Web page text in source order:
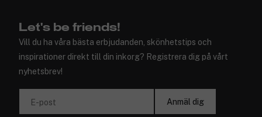
Let's be friends!
Vill du ha våra bästa erbjudanden, skönhetstips och
inspirationer direkt till din inkorg? Registrera dig på vårt
nyhetsbrev!
E-post Anmäl dig